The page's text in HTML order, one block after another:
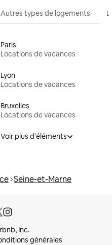
Autres types de logements
Paris
Locations de vacances
Lyon
Locations de vacances
Bruxelles
Locations de vacances
Voir plus d'éléments
Seine-et-Marne
Inc.
générales